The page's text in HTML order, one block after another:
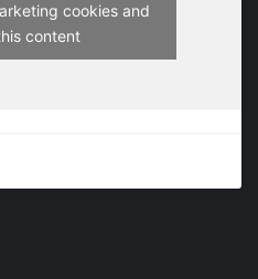
cookies and
content